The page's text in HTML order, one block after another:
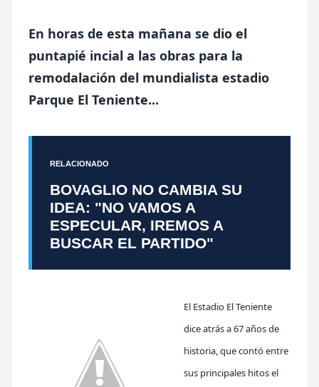
En horas de esta mañana se dio el
puntapié incial a las obras para la
remodalación del mundialista estadio
Parque El Teniente...
RELACIONADO
BOVAGLIO NO CAMBIA SU
IDEA: "NO VAMOS A
ESPECULAR, IREMOS A
BUSCAR EL PARTIDO"
El Estadio El Teniente
dice atrás a 67 años de
historia, que contó entre
sus principales hitos el